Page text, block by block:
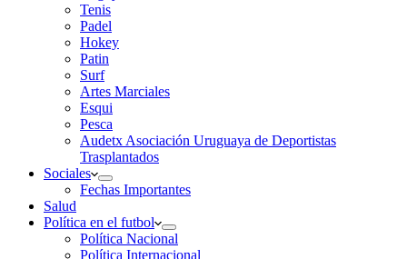
Tenis
Padel
Hokey
Patin
Surf
Artes Marciales
Esqui
Pesca
Audetx Asociación Uruguaya de Deportistas
Trasplantados
Sociales
Fechas Importantes
Salud
Política en el futbol
Política Nacional
Política Internacional